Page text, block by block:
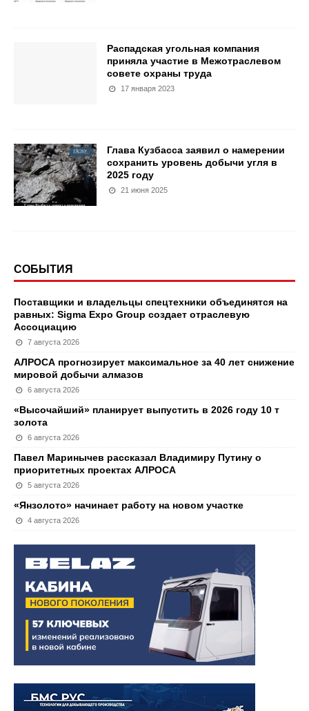
Распадская угольная компания
приняла участие в Межотраслевом
совете охраны труда
17 января 2023
Глава Кузбасса заявил о намерении
сохранить уровень добычи угля в
2025 году
21 июня 2025
СОБЫТИЯ
Поставщики и владельцы спецтехники объединятся на
равных: Sigma Expo Group создает отраслевую
Ассоциацию
7 августа 2026
АЛРОСА прогнозирует максимальное за 40 лет снижение
мировой добычи алмазов
6 августа 2026
«Высочайший» планирует выпустить в 2026 году 10 т
золота
6 августа 2026
Павел Маринычев рассказал Владимиру Путину о
приоритетных проектах АЛРОСА
5 августа 2026
«Янзолото» начинает работу на новом участке
4 августа 2026